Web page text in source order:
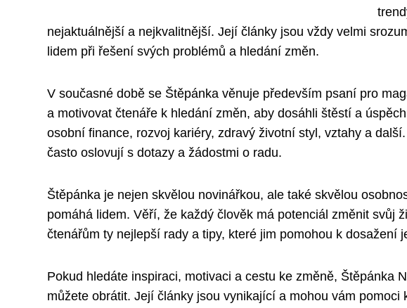
nejaktuálnější a nejkvalitnější. Její články jsou vždy velmi
lidem při řešení svých problémů a hledání změn.
V současné době se Štěpánka věnuje především psaní pro
a motivovat čtenáře k hledání změn, aby dosáhli štěstí a
osobní finance, rozvoj kariéry, zdravý životní styl, vztahy a
často oslovují s dotazy a žádostmi o radu.
Štěpánka je nejen skvělou novinářkou, ale také skvělou
pomáhá lidem. Věří, že každý člověk má potenciál změnit svůj
čtenářům ty nejlepší rady a tipy, které jim pomohou k dosažení
Pokud hledáte inspiraci, motivaci a cestu ke změně, Štěpánka
můžete obrátit. Její články jsou vynikající a mohou vám